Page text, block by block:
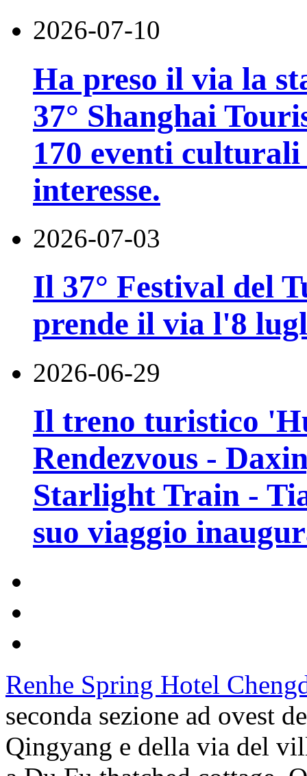
2026-07-10
Ha preso il via la
37° Shanghai
170 eventi
interesse.
2026-07-03
Il 37° Festival del
prende il via l'8
2026-06-29
Il treno turistico
Rendezvous -
Starlight Train -
suo viaggio
Renhe Spring Hotel
seconda sezione ad ovest
Qingyang e della via del